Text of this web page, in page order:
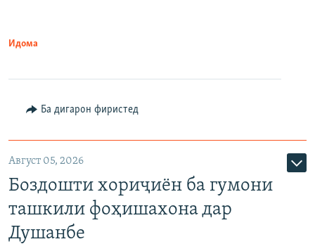
Идома
Ба дигарон фиристед
Август 05, 2026
Боздошти хориҷиён ба гумони
ташкили фоҳишахона дар
Душанбе